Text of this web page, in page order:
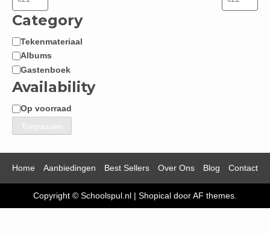
Category
Categorie
Tekenmateriaal
Albums
Gastenboek
Availability
Beschikbaarheid
Op voorraad
Toepassen
Home Aanbiedingen Best Sellers Over Ons Blog Contact
Copyright © Schoolspul.nl | Shopical door AF themes.